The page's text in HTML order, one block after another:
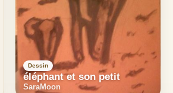
Dessin
éléphant et son petit
SaraMoon